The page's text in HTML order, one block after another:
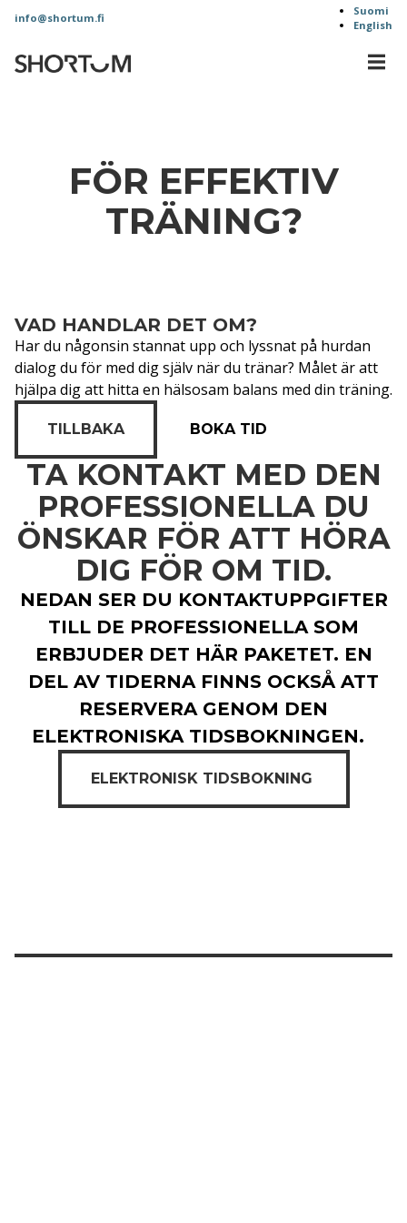
Siirryinfo@shortum.fi
Suomi
English
FÖR EFFEKTIV
TRÄNING?
VAD HANDLAR DET OM?
Har du någonsin stannat upp och lyssnat på hurdan
dialog du för med dig själv när du tränar? Målet är att
hjälpa dig att hitta en hälsosam balans med din träning.
TILLBAKA BOKA TID
TA KONTAKT MED DEN
PROFESSIONELLA DU
ÖNSKAR FÖR ATT HÖRA
DIG FÖR OM TID.
NEDAN SER DU KONTAKTUPPGIFTER
TILL DE PROFESSIONELLA SOM
ERBJUDER DET HÄR PAKETET. EN
DEL AV TIDERNA FINNS OCKSÅ ATT
RESERVERA GENOM DEN
ELEKTRONISKA TIDSBOKNINGEN.
ELEKTRONISK TIDSBOKNING